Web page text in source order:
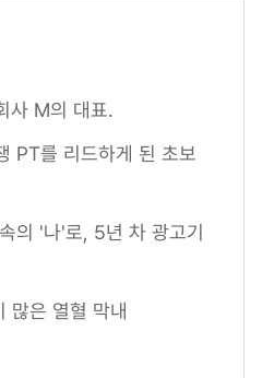
사 M의 대표.
PT를 리드하게 된 초보
의 '나'로, 5년 차 광고기
많은 열혈 막내